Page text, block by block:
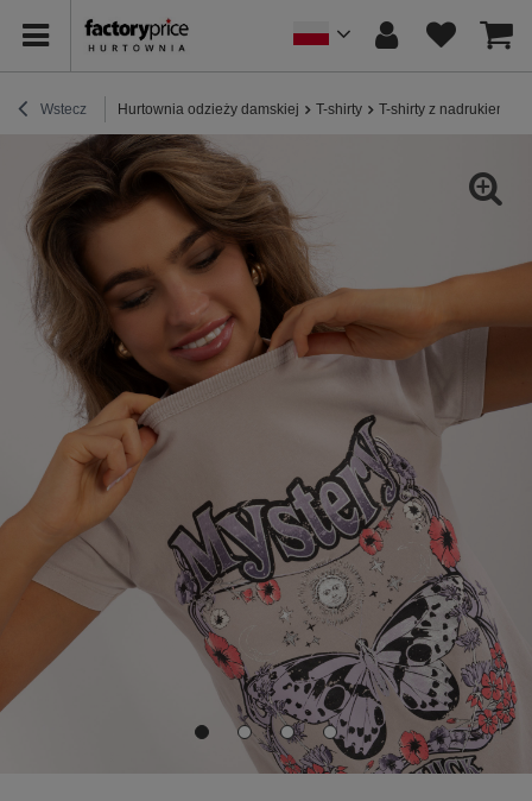
Wstecz Hurtownia odzieży damskiej T-shirty T-shirty z nadrukiem